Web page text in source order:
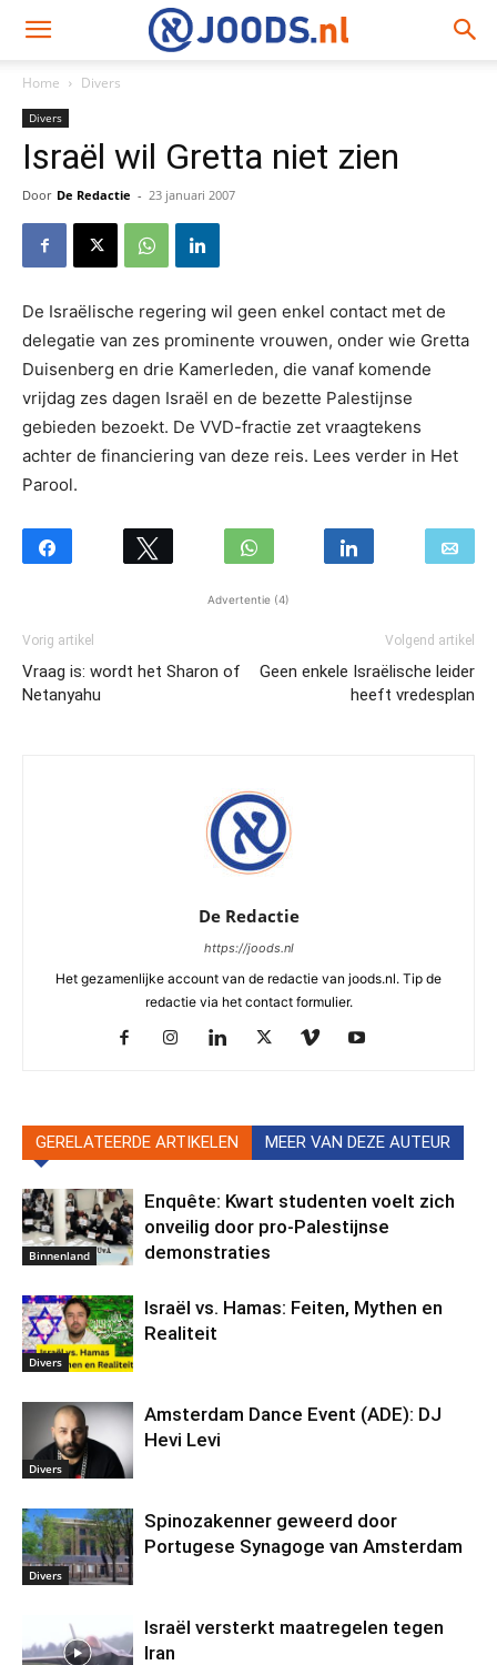
Home Divers
Divers
Israël wil Gretta niet zien
Door De Redactie - 23 januari 2007
De Israëlische regering wil geen enkel contact met de
delegatie van zes prominente vrouwen, onder wie Gretta
Duisenberg en drie Kamerleden, die vanaf komende
vrijdag zes dagen Israël en de bezette Palestijnse
gebieden bezoekt. De VVD-fractie zet vraagtekens
achter de financiering van deze reis. Lees verder in Het
Parool.
Advertentie (4)
Vorig artikel
Vraag is: wordt het Sharon of
Netanyahu
Volgend artikel
Geen enkele Israëlische leider
heeft vredesplan
De Redactie
https://joods.nl
Het gezamenlijke account van de redactie van joods.nl. Tip de
redactie via het contact formulier.
GERELATEERDE ARTIKELEN MEER VAN DEZE AUTEUR
Binnenland
Enquête: Kwart studenten voelt zich
onveilig door pro-Palestijnse
demonstraties
Divers
Israël vs. Hamas: Feiten, Mythen en
Realiteit
Divers
Amsterdam Dance Event (ADE): DJ
Hevi Levi
Divers
Spinozakenner geweerd door
Portugese Synagoge van Amsterdam
Israël versterkt maatregelen tegen
Iran